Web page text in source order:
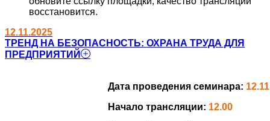
восстановится.
12.11.2025
ТРЕНД НА БЕЗОПАСНОСТЬ: ОХРАНА ТРУДА ДЛЯ
ПРЕДПРИЯТИЙ
Дата проведения семинара:
Начало трансляции: 12.00